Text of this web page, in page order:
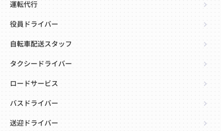
運転代行
役員ドライバー
自転車配送スタッフ
タクシードライバー
ロードサービス
バスドライバー
送迎ドライバー